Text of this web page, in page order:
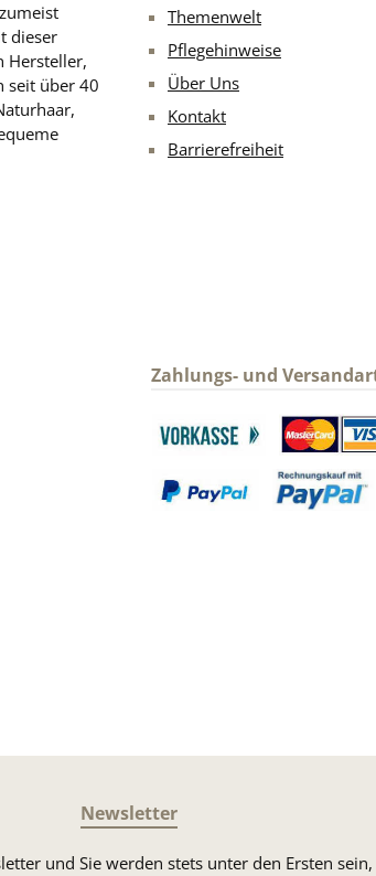
dieser
Hersteller,
seit über 40
Themenwelt
Pflegehinweise
Über Uns
Kontakt
Barrierefreiheit
Zahlungs- und
Benutzerdefiniertes Bild 1
Newsletter
und Sie werden stets unter den Ersten